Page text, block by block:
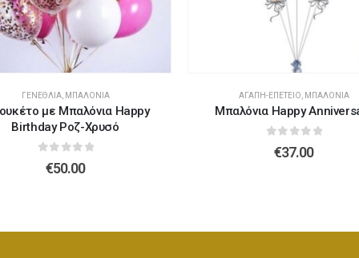
Λούτρινο Κόκκινο 45εκ (€37.00)
Λούτρινο Καφέ ή Λευκό 60-70εκ(€80.00)
Λούτρινο Ροζ 45εκ (€37.00)
Λούτρινο Μπεζ 45εκ(€37.00)
ΓΕΝΈΘΛΙΑ, ΜΠΑΛΌΝΙΑ
με Μπαλόνια Happy
Birthday Ροζ-Χρυσό
out of 5
€50.00
ΑΓΆΠΗ-ΕΠΈΤΕΙΟ ΜΠΑΛΌΝΙΑ
Μπαλόνια Happy
out of 5
€37.00